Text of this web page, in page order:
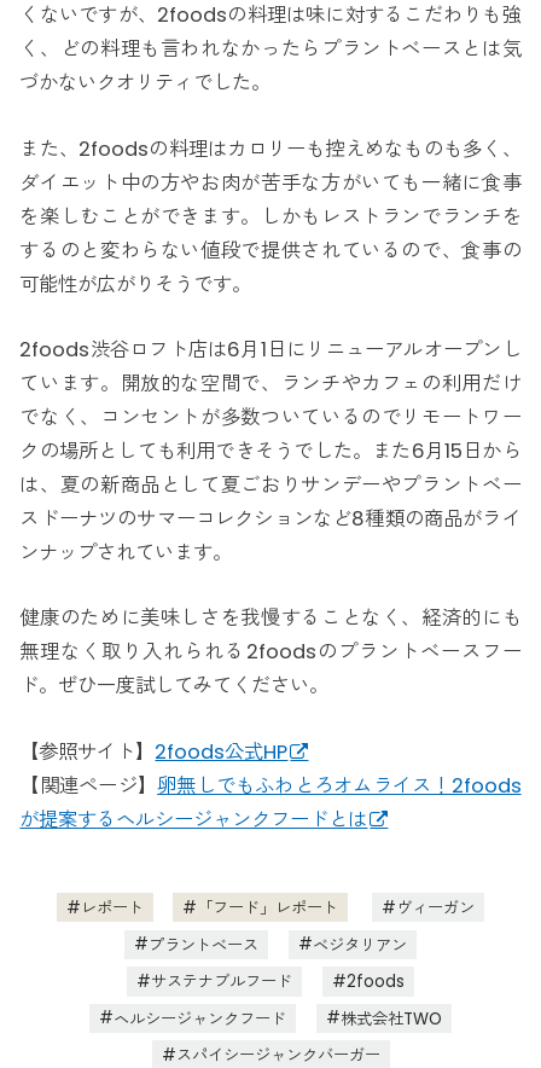
くないですが、2foodsの料理は味に対するこだわりも強
く、どの料理も言われなかったらプラントベースとは気
づかないクオリティでした。
また、2foodsの料理はカロリーも控えめなものも多く、
ダイエット中の方やお肉が苦手な方がいても一緒に食事
を楽しむことができます。しかもレストランでランチを
するのと変わらない値段で提供されているので、食事の
可能性が広がりそうです。
2foods渋谷ロフト店は6月1日にリニューアルオープンし
ています。開放的な空間で、ランチやカフェの利用だけ
でなく、コンセントが多数ついているのでリモートワー
クの場所としても利用できそうでした。また6月15日から
は、夏の新商品として夏ごおりサンデーやプラントベー
スドーナツのサマーコレクションなど8種類の商品がライ
ンナップされています。
健康のために美味しさを我慢することなく、経済的にも
無理なく取り入れられる2foodsのプラントベースフー
ド。ぜひ一度試してみてください。
【参照サイト】 2foods公式HP
【関連ページ】卵無しでもふわとろオムライス！2foods
が提案するヘルシージャンクフードとは
レポート 「フード」レポート
ヴィーガン
プラントベース
ベジタリアン
サステナブルフード
2foods
ヘルシージャンクフード
株式会社TWO
スパイシージャンクバーガー